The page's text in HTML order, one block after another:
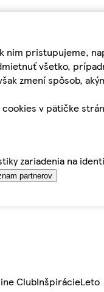
nim pristupujeme,
všetko,
zmení spôsob,
v pätičke
zariadenia na
partnerov
ClubInšpirácieLeto